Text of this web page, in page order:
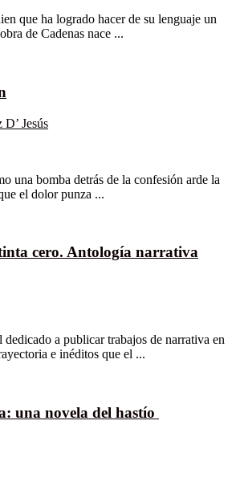
que ha logrado hacer de su lenguaje un
de Cadenas nace ...
Jesús
una bomba detrás de la confesión arde la
el dolor punza ...
cero. Antología narrativa
dedicado a publicar trabajos de narrativa en
e inéditos que el ...
una novela del hastío